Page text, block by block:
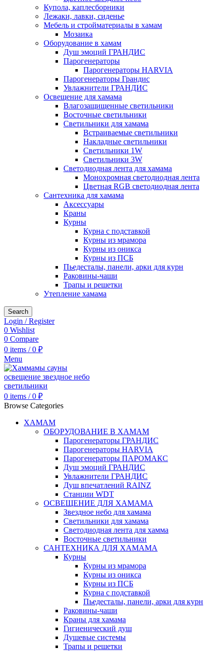
Купола, каплесборники
Лежаки, лавки, сиденье
Мебель и стройматериалы в хамам
Мозаика
Оборудование в хамам
Душ эмоций ГРАНДИС
Парогенераторы
Парогенераторы HARVIA
Парогенераторы Грандис
Увлажнители ГРАНДИС
Освещение для хамама
Влагозащищенные светильники
Восточные светильники
Светильники для хамама
Встраиваемые светильники
Накладные светильники
Светильники 1W
Светильники 3W
Светодиодная лента для хамама
Монохромная светодиодная лента
Цветная RGB светодиодная лента
Сантехника для хамама
Аксессуары
Краны
Курны
Курна с подставкой
Курны из мрамора
Курны из оникса
Курны из ПСБ
Пьедесталы, панели, арки для курн
Раковины-чаши
Трапы и решетки
Утепление хамама
Search
Login / Register
0 Wishlist
0 Compare
0 items / 0 ₽
Menu
0 items / 0 ₽
Browse Categories
ХАМАМ
ОБОРУДОВАНИЕ В ХАМАМ
Парогенераторы ГРАНДИС
Парогенераторы HARVIA
Парогенераторы ПАРОМАКС
Душ эмоций ГРАНДИС
Увлажнители ГРАНДИС
Душ впечатлений RAINZ
Станции WDT
ОСВЕЩЕНИЕ ДЛЯ ХАМАМА
Звездное небо для хамама
Светильники для хамама
Светодиодная лента для хамма
Восточные светильники
САНТЕХНИКА ДЛЯ ХАМАМА
Курны
Курны из мрамора
Курны из оникса
Курны из ПСБ
Курна с подставкой
Пьедесталы, панели, арки для курн
Раковины-чаши
Краны для хамама
Гигиенический душ
Душевые системы
Трапы и решетки